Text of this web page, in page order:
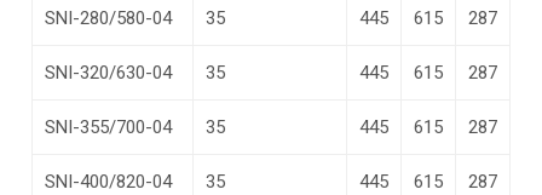
SNI-280/580-04 35 445 615 287
SNI-320/630-04 35 445 615 287
SNI-355/700-04 35 445 615 287
SNI-400/820-04 35 445 615 287